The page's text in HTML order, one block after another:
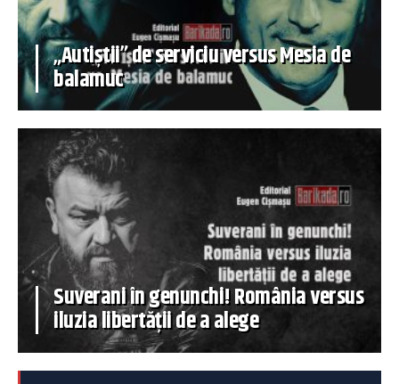
„Autiștii” de serviciu versus Mesia de
balamuc
Suverani în genunchi! România versus
iluzia libertății de a alege